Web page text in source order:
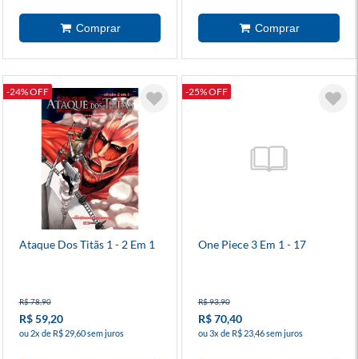
-24% OFF
Ataque Dos Titãs 1 - 2 Em 1
R$ 78,90
R$ 59,20
ou 2x de R$ 29,60 sem juros
-25% OFF
One Piece 3 Em 1 - 17
R$ 93,90
R$ 70,40
ou 3x de R$ 23,46 sem juros